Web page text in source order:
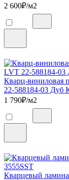
2 600₽/м2
Кварц-виниловая
22-588184-03 Дуб
1 790₽/м2
Кварцевый